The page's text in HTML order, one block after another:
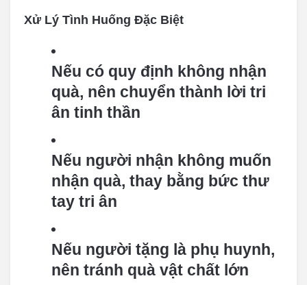
Xử Lý Tình Huống Đặc Biệt
Nếu có quy định không nhận
quà, nên chuyển thành lời tri
ân tinh thần
Nếu người nhận không muốn
nhận quà, thay bằng bức thư
tay tri ân
Nếu người tặng là phụ huynh,
nên tránh quà vật chất lớn